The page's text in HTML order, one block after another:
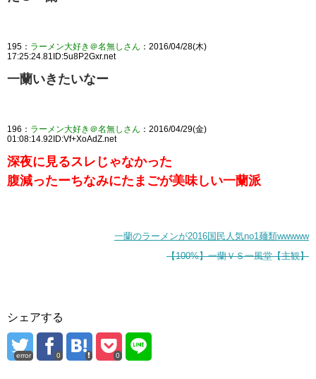
195： ラーメン大好き＠名無しさん ：2016/04/28(木)
17:25:24.81ID:5u8P2Gxr.net
一蘭いきたいなー
196： ラーメン大好き＠名無しさん ：2016/04/29(金)
01:08:14.92ID:Vf+XoAdZ.net
深夜に見るスレじゃなかった
腹減ったーちなみにたまごが美味しい一蘭派
一蘭のラーメンが2016国民人気no1麺類wwwww
【100%】一蘭ＶＳ一風堂【主観】
シェアする
error 0 0